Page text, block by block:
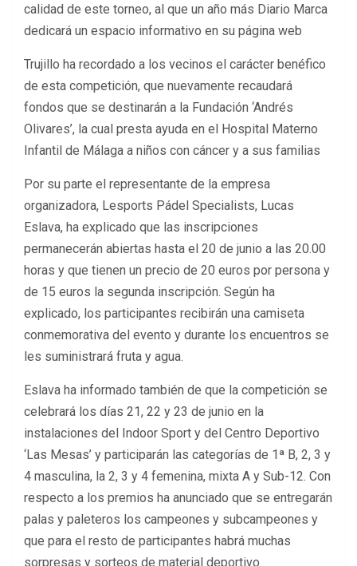
calidad de este torneo, al que un año más Diario Marca
dedicará un espacio informativo en su página web
Trujillo ha recordado a los vecinos el carácter benéfico
de esta competición, que nuevamente recaudará
fondos que se destinarán a la Fundación ‘Andrés
Olivares’, la cual presta ayuda en el Hospital Materno
Infantil de Málaga a niños con cáncer y a sus familias
Por su parte el representante de la empresa
organizadora, Lesports Pádel Specialists, Lucas
Eslava, ha explicado que las inscripciones
permanecerán abiertas hasta el 20 de junio a las 20.00
horas y que tienen un precio de 20 euros por persona y
de 15 euros la segunda inscripción. Según ha
explicado, los participantes recibirán una camiseta
conmemorativa del evento y durante los encuentros se
les suministrará fruta y agua.
Eslava ha informado también de que la competición se
celebrará los días 21, 22 y 23 de junio en la
instalaciones del Indoor Sport y del Centro Deportivo
‘Las Mesas’ y participarán las categorías de 1ª B, 2, 3 y
4 masculina, la 2, 3 y 4 femenina, mixta A y Sub-12. Con
respecto a los premios ha anunciado que se entregarán
palas y paleteros los campeones y subcampeones y
que para el resto de participantes habrá muchas
sorpresas y sorteos de material deportivo.